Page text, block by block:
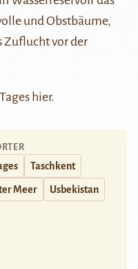
und Obstbäume,
Zuflucht vor der
hier.
Taschkent
Meer Usbekistan